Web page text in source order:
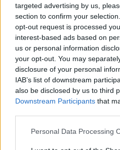
targeted advertising by us,
section to confirm your
opt-out request is processed
interest-based ads based on
us or personal information
your opt-out. You may
disclosure of your personal
IAB’s list of downstream
also be disclosed by us to third
Downstream Participants that
Personal Data Processing
partizano žmonos
vyksta miške – jame
mirusieji, susipina
prisiminimai.